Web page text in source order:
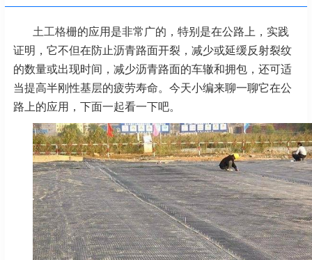
土工格栅的应用是非常广的，特别是在公路上，实践
证明，它不但在防止沥青路面开裂，减少或延缓反射裂纹
的数量或出现时间，减少沥青路面的车辙和拥包，还可适
当提高半刚性基层的疲劳寿命。今天小编来聊一聊它在公
路上的应用，下面一起看一下吧。